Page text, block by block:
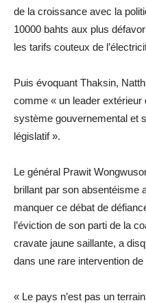
de la croissance avec la
10000 bahts aux plus
les tarifs couteux de
Puis évoquant Thaksin,
comme « un leader extérieur
système gouvernemental et
législatif ».
Le général Prawit
brillant par son absentéisme
manquer ce débat de
l’éviction de son parti de la
cravate jaune saillante, a
dans une rare intervention
« Le pays n’est pas un